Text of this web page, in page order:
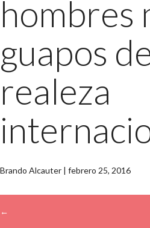
hombres
guapos
realeza
Brando Alcauter | febrero 25, 2016
←